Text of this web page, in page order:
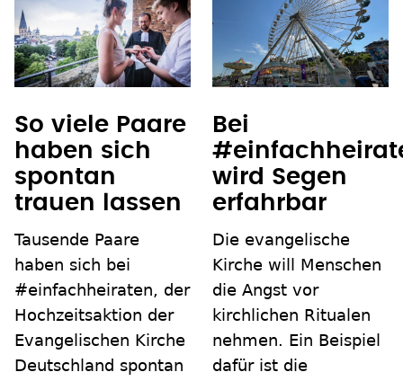
So viele Paare
haben sich
spontan
trauen lassen
Tausende Paare
haben sich bei
#einfachheiraten, der
Hochzeitsaktion der
Evangelischen Kirche
Deutschland spontan
Bei
wird Segen
erfahrbar
Die evangelische
Kirche will Menschen
die Angst vor
kirchlichen Ritualen
nehmen. Ein Beispiel
dafür ist die